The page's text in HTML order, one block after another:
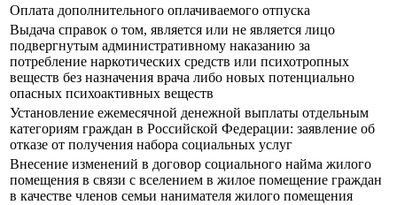
Оплата дополнительного оплачиваемого отпуска
Выдача справок о том, является или не является лицо
подвергнутым административному наказанию за
потребление наркотических средств или психотропных
веществ без назначения врача либо новых потенциально
опасных психоактивных веществ
Установление ежемесячной денежной выплаты отдельным
категориям граждан в Российской Федерации: заявление об
отказе от получения набора социальных услуг
Внесение изменений в договор социального найма жилого
помещения в связи с вселением в жилое помещение граждан
в качестве членов семьи нанимателя жилого помещения